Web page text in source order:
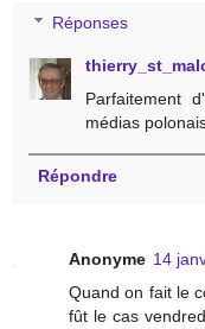
Réponses
Parfaitement
médias
Répondre
Anonyme 14
Quand on fait le
fût le cas